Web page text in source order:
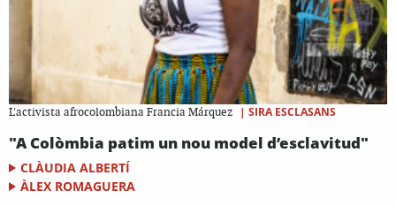
L'activista afrocolombiana Francia Márquez | SIRA ESCLASANS
"A Colòmbia patim un nou model d’esclavitud"
CLÀUDIA ALBERTÍ
ÀLEX ROMAGUERA